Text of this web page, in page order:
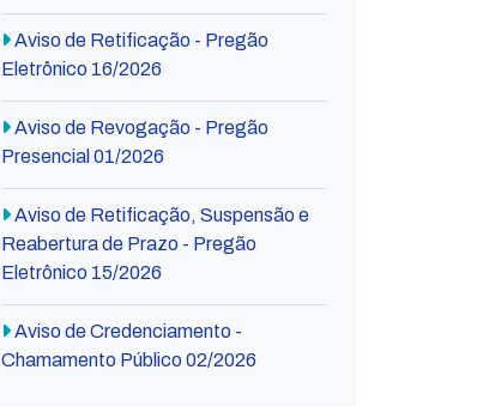
Aviso de Retificação - Pregão
Eletrônico 16/2026
Aviso de Revogação - Pregão
Presencial 01/2026
Aviso de Retificação, Suspensão e
Reabertura de Prazo - Pregão
Eletrônico 15/2026
Aviso de Credenciamento -
Chamamento Público 02/2026